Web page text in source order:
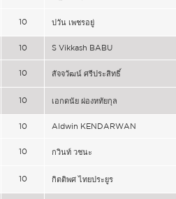
10 ปวัน เพชรอยู่
10 S Vikkash BABU
10 สัจจวัฒน์ ศรีประสิทธิ์
10 เอกดนัย ผ่องหทัยกุล
10 Aldwin KENDARWAN
10 กวินท์ วชนะ
10 กิตติพศ ไทยประยูร